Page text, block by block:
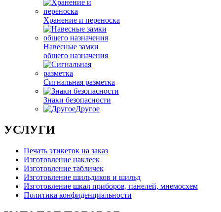
Хранение и переноска
Навесные замки
общего назначения
Сигнальная разметка
Знаки безопасности
Другое
УСЛУГИ
Печать этикеток на заказ
Изготовление наклеек
Изготовление табличек
Изготовление шильдиков и шильд
Изготовление шкал приборов, панелей, мнемосхем
Политика конфиденциальности